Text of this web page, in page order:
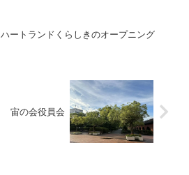
ハートランドくらしきのオープニング
宙の会役員会